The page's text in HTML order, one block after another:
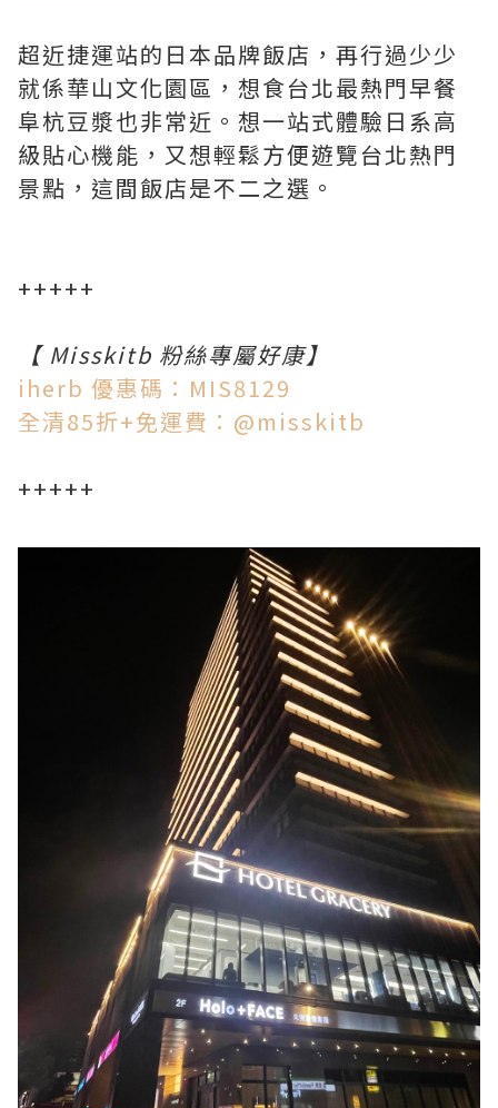
超近捷運站的日本品牌飯店，再行過少少
就係華山文化園區，想食台北最熱門早餐
阜杭豆漿也非常近。想一站式體驗日系高
級貼心機能，又想輕鬆方便遊覽台北熱門
景點，這間飯店是不二之選。
+++++
【 Misskitb 粉絲專屬好康】
iherb 優惠碼：MIS8129
全清85折+免運費：@misskitb
+++++